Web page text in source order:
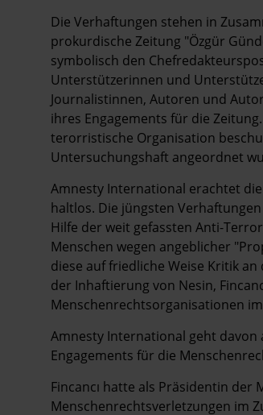
Die Verhaftungen stehen in
prokurdische Zeitung "Özgür
symbolisch den
Unterstützerinnen und
Journalistinnen, Autoren und
ihres Engagements für die
terorristische Organisation
Untersuchungshaft angeordnet
Amnesty International erachtet
haltlos. Die jüngsten
Hilfe der weit gefassten Anti-
Menschen wegen angeblicher
diese auf friedliche Weise Kritik
der Inhaftierung von Nesin,
Menschenrechtsorganisationen
Amnesty International geht davon
Engagements für die
Fincancı hatte als Präsidentin
Menschenrechtsverletzungen im